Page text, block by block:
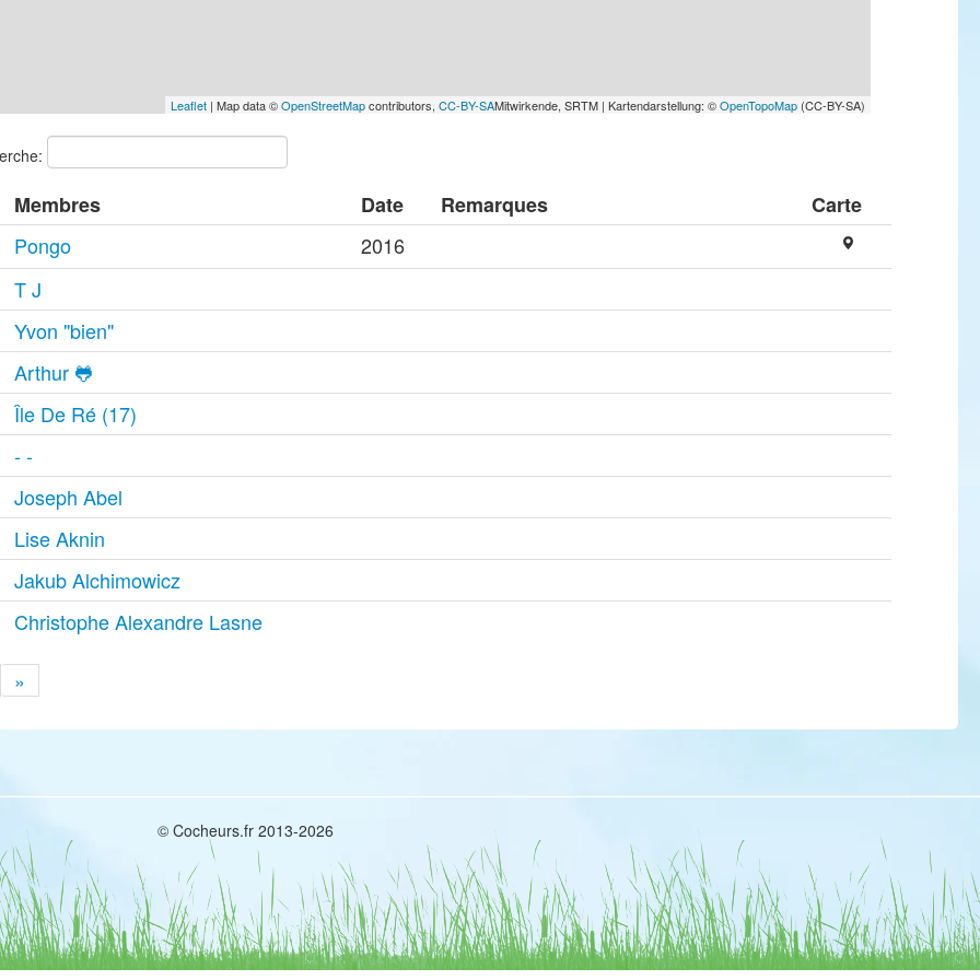
Leaflet| Map data ©OpenStreetMapcontributors, CC-BY-SAMitwirkende, SRTM | Kartendarstellung: ©OpenTopoMap(CC-BY-SA)
Membres Date Remarques
Carte
Pongo
2016
T J
Yvon "bien"
Arthur 🐸
Île De Ré (17)
- -
Joseph Abel
Lise Aknin
Jakub Alchimowicz
Christophe Alexandre Lasne
»
© Cocheurs.fr 2013-2026